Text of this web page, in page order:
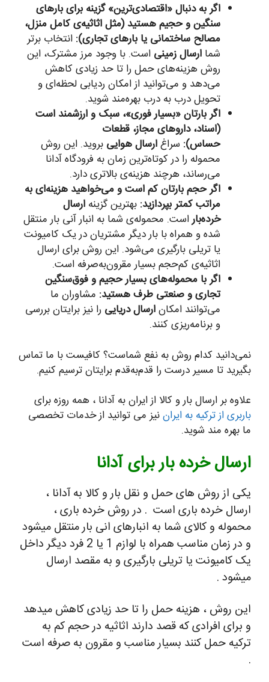
اگر به دنبال «اقتصادی‌ترین» گزینه برای بارهای
سنگین و حجیم هستید (مثل اثاثیه‌ی کامل منزل،
مصالح ساختمانی یا بارهای تجاری): انتخاب برتر
شما ارسال زمینی است. با وجود مرز مشترک، این
روش هزینه‌های حمل را تا حد زیادی کاهش
می‌دهد و می‌توانید از امکان ردیابی لحظه‌ای و
تحویل درب به درب بهره‌مند شوید.
اگر بارتان «بسیار فوری»، سبک و ارزشمند است
(اسناد، داروهای مجاز، قطعات
حساس): سراغارسال هوایی بروید. این روش
محموله را در کوتاه‌ترین زمان به فرودگاه آدانا
می‌رساند، هرچند هزینه‌ی بالاتری دارد.
اگر حجم بارتان کم است و می‌خواهید هزینه‌ای به
مراتب کمتر بپردازید: بهترین گزینه ارسال
خرده‌باراست. محموله‌ی شما به انبار آنی بار منتقل
شده و همراه با بار دیگر مشتریان در یک کامیونت
یا تریلی بارگیری می‌شود. این روش برای ارسال
اثاثیه‌ی کم‌حجم بسیار مقرون‌به‌صرفه است.
اگر با محموله‌های بسیار حجیم و فوق‌سنگین
تجاری و صنعتی طرف هستید: مشاوران ما
می‌توانند امکانارسال دریایی را نیز برایتان بررسی
و برنامه‌ریزی کنند.
نمی‌دانید کدام روش به نفع شماست؟ کافیست با ما تماس
بگیرید تا مسیر درست را قدم‌به‌قدم برایتان ترسیم کنیم.
علاوه بر ارسال بار و کالا از ایران به آدانا ، همه روزه برای
باربری از ترکیه به ایراننیز می توانید از خدمات تخصصی
ما بهره مند شوید.
ارسال خرده بار برای آدانا
یکی از روش های حمل و نقل بار و کالا به آدانا ،
ارسال خرده باری است . در روش خرده باری ،
محموله و کالای شما به انبارهای انی بار منتقل میشود
و در زمان مناسب همراه با لوازم 1 یا 2 فرد دیگر داخل
یک کامیونت یا تریلی بارگیری و به مقصد ارسال
میشود .
این روش ، هزینه حمل را تا حد زیادی کاهش میدهد
و برای افرادی که قصد دارند اثاثیه در حجم کم به
ترکیه حمل کنند بسیار مناسب و مقرون به صرفه است
.